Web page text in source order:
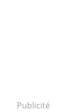
Publicité